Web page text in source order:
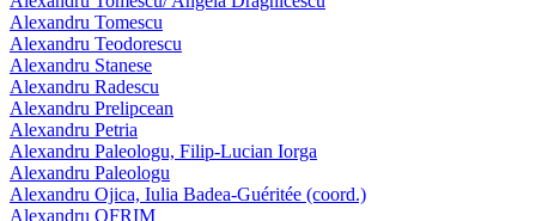
Alexandru Tomescu
Alexandru Teodorescu
Alexandru Stanese
Alexandru Radescu
Alexandru Prelipcean
Alexandru Petria
Alexandru Paleologu, Filip-Lucian Iorga
Alexandru Paleologu
Alexandru Ojica, Iulia Badea-Guéritée (coord.)
Alexandru OFRIM